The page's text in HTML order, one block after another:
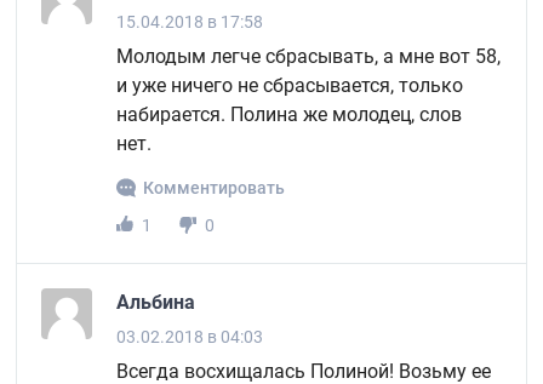
15.04.2018 в 17:58
Молодым легче сбрасывать, а мне вот 58,
и уже ничего не сбрасывается, только
набирается. Полина же молодец, слов
нет.
Комментировать
1
0
Альбина
03.02.2018 в 04:03
Всегда восхищалась Полиной! Возьму ее